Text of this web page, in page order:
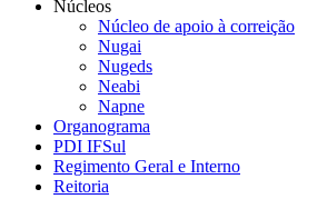
Núcleos
Núcleo de apoio à correição
Nugai
Nugeds
Neabi
Napne
Organograma
PDI IFSul
Regimento Geral e Interno
Reitoria